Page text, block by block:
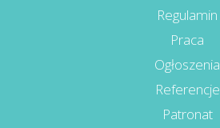
Regulamin
Praca
Ogłoszenia
Referencje
Patronat